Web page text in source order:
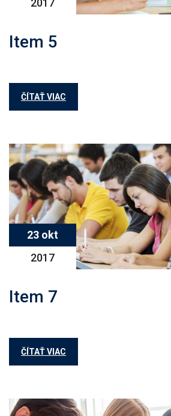
2017
Item 5
ČÍTAŤ VIAC
23 okt
2017
Item 7
ČÍTAŤ VIAC